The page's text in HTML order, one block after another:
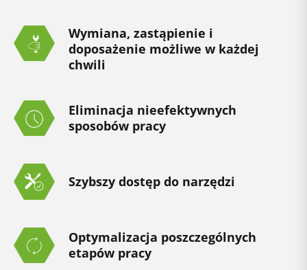
Wymiana, zastąpienie i
doposażenie możliwe w każdej
chwili
Eliminacja nieefektywnych
sposobów pracy
Szybszy dostęp do narzędzi
Optymalizacja poszczególnych
etapów pracy